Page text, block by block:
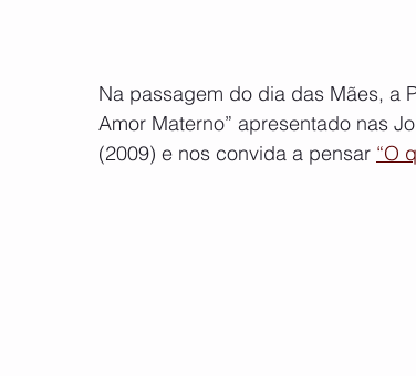
Na passagem do dia das Mães, a
Amor Materno” apresentado nas
(2009) e nos convida a pensar “O